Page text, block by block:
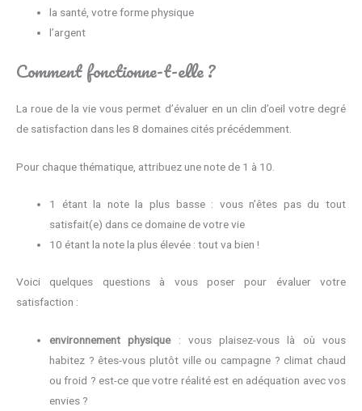
la santé, votre forme physique
l’argent
Comment fonctionne-t-elle ?
La roue de la vie vous permet d’évaluer en un clin d’oeil votre degré
de satisfaction dans les 8 domaines cités précédemment.
Pour chaque thématique, attribuez une note de 1 à 10.
1 étant la note la plus basse : vous n’êtes pas du tout
satisfait(e) dans ce domaine de votre vie
10 étant la note la plus élevée : tout va bien !
Voici quelques questions à vous poser pour évaluer votre
satisfaction :
environnement physique: vous plaisez-vous là où vous
habitez ? êtes-vous plutôt ville ou campagne ? climat chaud
ou froid ? est-ce que votre réalité est en adéquation avec vos
envies ?